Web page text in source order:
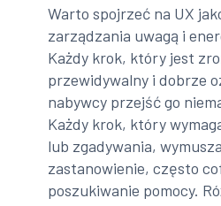
Warto spojrzeć na UX
zarządzania uwagą i
Każdy krok, który jest
przewidywalny i dobrze
nabywcy przejść go
Każdy krok, który
lub zgadywania,
zastanowienie, często
poszukiwanie pomocy.